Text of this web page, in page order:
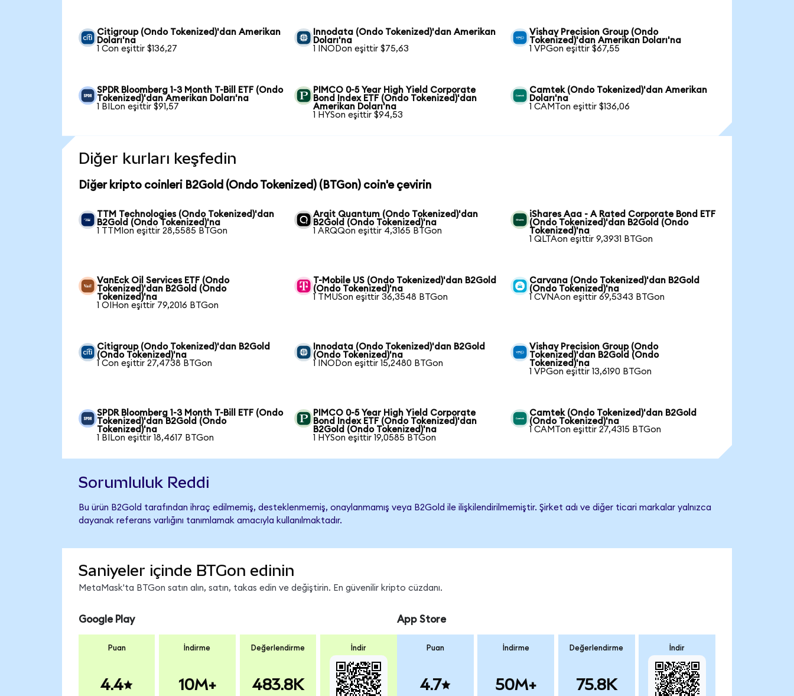
Citigroup (Ondo Tokenized)'dan Amerikan
Doları'na
1 Con eşittir $136,27
Innodata (Ondo Tokenized)'dan Amerikan
Doları'na
1 INODon eşittir $75,63
Vishay Precision Group (Ondo
Tokenized)'dan Amerikan Doları'na
1 VPGon eşittir $67,55
SPDR Bloomberg 1-3 Month T-Bill ETF (Ondo
Tokenized)'dan Amerikan Doları'na
1 BILon eşittir $91,57
PIMCO 0-5 Year High Yield Corporate
Bond Index ETF (Ondo Tokenized)'dan
Amerikan Doları'na
1 HYSon eşittir $94,53
Camtek (Ondo Tokenized)'dan Amerikan
Doları'na
1 CAMTon eşittir $136,06
Diğer kurları keşfedin
Diğer kripto coinleri B2Gold (Ondo Tokenized) (BTGon) coin'e çevirin
TTM Technologies (Ondo Tokenized)'dan
B2Gold (Ondo Tokenized)'na
1 TTMIon eşittir 28,5585 BTGon
Arqit Quantum (Ondo Tokenized)'dan
B2Gold (Ondo Tokenized)'na
1 ARQQon eşittir 4,3165 BTGon
iShares Aaa - A Rated Corporate Bond ETF
(Ondo Tokenized)'dan B2Gold (Ondo
Tokenized)'na
1 QLTAon eşittir 9,3931 BTGon
VanEck Oil Services ETF (Ondo
Tokenized)'dan B2Gold (Ondo
Tokenized)'na
1 OIHon eşittir 79,2016 BTGon
T-Mobile US (Ondo Tokenized)'dan B2Gold
(Ondo Tokenized)'na
1 TMUSon eşittir 36,3548 BTGon
Carvana (Ondo Tokenized)'dan B2Gold
(Ondo Tokenized)'na
1 CVNAon eşittir 69,5343 BTGon
Citigroup (Ondo Tokenized)'dan B2Gold
(Ondo Tokenized)'na
1 Con eşittir 27,4738 BTGon
Innodata (Ondo Tokenized)'dan B2Gold
(Ondo Tokenized)'na
1 INODon eşittir 15,2480 BTGon
Vishay Precision Group (Ondo
Tokenized)'dan B2Gold (Ondo
Tokenized)'na
1 VPGon eşittir 13,6190 BTGon
SPDR Bloomberg 1-3 Month T-Bill ETF (Ondo
Tokenized)'dan B2Gold (Ondo
Tokenized)'na
1 BILon eşittir 18,4617 BTGon
PIMCO 0-5 Year High Yield Corporate
Bond Index ETF (Ondo Tokenized)'dan
B2Gold (Ondo Tokenized)'na
1 HYSon eşittir 19,0585 BTGon
Camtek (Ondo Tokenized)'dan B2Gold
(Ondo Tokenized)'na
1 CAMTon eşittir 27,4315 BTGon
Sorumluluk Reddi
Bu ürün B2Gold tarafından ihraç edilmemiş, desteklenmemiş, onaylanmamış veya B2Gold ile ilişkilendirilmemiştir. Şirket adı ve diğer ticari markalar yalnızca
dayanak referans varlığını tanımlamak amacıyla kullanılmaktadır.
Saniyeler içinde BTGon edinin
MetaMask'ta BTGon satın alın, satın, takas edin ve değiştirin. En güvenilir kripto cüzdanı.
Google Play
Puan
4.4
İndirme
10M+
Değerlendirme
483.8K
İndir
App Store
Puan
4.7
İndirme
50M+
Değerlendirme
75.8K
İndir